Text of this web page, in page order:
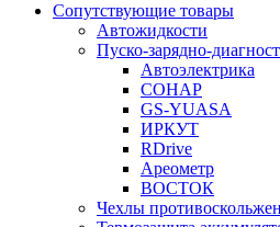
Сопутствующие товары
Автожидкости
Пуско-зарядно-
Автоэлектрика
СОНАР
GS-YUASA
ИРКУТ
RDrive
Ареометр
ВОСТОК
Чехлы